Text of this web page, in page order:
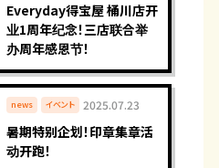
Everyday得宝屋 桶川店开
业1周年纪念！三店联合举
办周年感恩节！
news イベント
暑期特别企划！印章集章活
动开跑！
2025.07.23